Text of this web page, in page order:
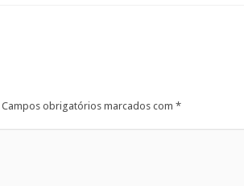
Campos obrigatórios marcados com *